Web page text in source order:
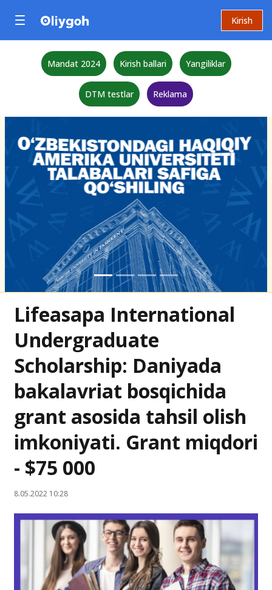
Kirish
Mandat 2024 Kirish ballari Yangiliklar
DTM testlar Reklama
Lifeasapa International
Undergraduate
Scholarship: Daniyada
bakalavriat bosqichida
grant asosida tahsil olish
imkoniyati. Grant miqdori
- $75 000
8.05.2022 10:28